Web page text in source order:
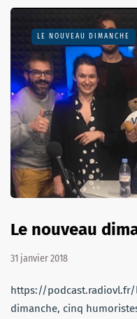
LE NOUVEAU DIMANCHE
Le nouveau
31 janvier 2018
https://podcast.radiovl.fr/
dimanche, cinq